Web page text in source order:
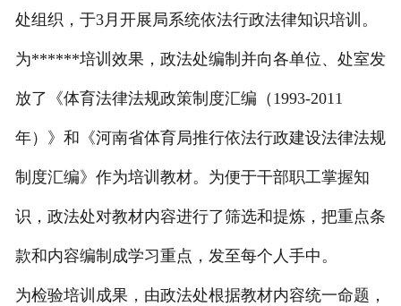
赛事活动
先锋典型
处组织，于3月开展局系统依法行政法律知识培训。
为******培训效果，政法处编制并向各单位、处室发
放了《体育法律法规政策制度汇编（1993-2011
年）》和《河南省体育局推行依法行政建设法律法规
制度汇编》作为培训教材。为便于干部职工掌握知
识，政法处对教材内容进行了筛选和提炼，把重点条
款和内容编制成学习重点，发至每个人手中。
为检验培训成果，由政法处根据教材内容统一命题，